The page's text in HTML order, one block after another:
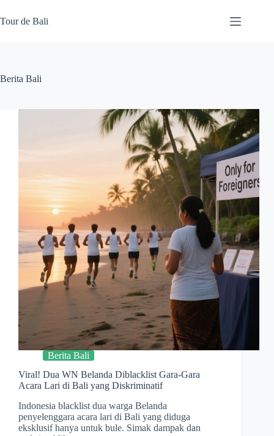
to
content
Tour de Bali
Berita Bali
Berita Bali
Viral! Dua WN Belanda Diblacklist Gara-Gara
Acara Lari di Bali yang Diskriminatif
Indonesia blacklist dua warga Belanda
penyelenggara acara lari di Bali yang diduga
eksklusif hanya untuk bule. Simak dampak dan